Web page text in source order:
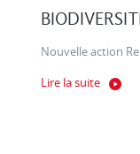
Nouvelle action
Lire la suite